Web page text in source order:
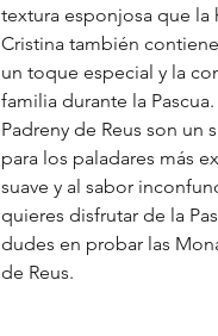
textura esponjosa que la
Cristina también
un toque especial y la
familia durante la
Padreny de Reus son
para los paladares más
suave y al sabor
quieres disfrutar de la
dudes en probar las
de Reus.